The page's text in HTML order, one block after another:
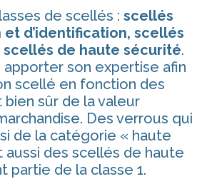
de scellés : scellés
d’identification, scellés
de haute sécurité.
apporter son expertise afin
scellé en fonction des
sûr de la valeur
Des verrous qui
de la catégorie « haute
des scellés de haute
partie de la classe 1.